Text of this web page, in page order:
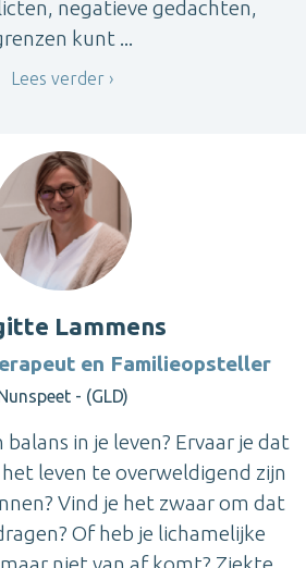
negatieve gedachten,
kunt ...
Lees verder
Lammens
en Familieopsteller
- (GLD)
in je leven? Ervaar je dat
leven te overweldigend zijn
Vind je het zwaar om dat
Of heb je lichamelijke